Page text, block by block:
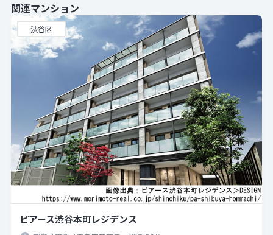
関連マンション
渋谷区
ピアース渋谷本町レジデンス